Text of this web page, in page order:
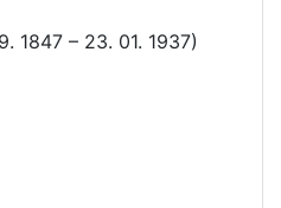
1847 – 23. 01. 1937)